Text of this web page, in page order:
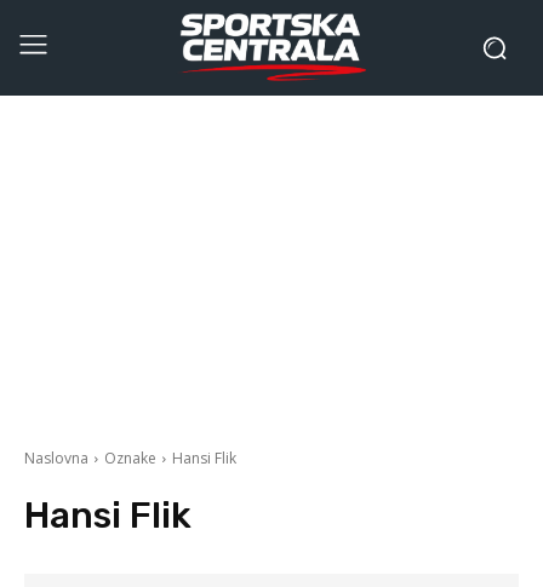
Naslovna Oznake Hansi Flik
Hansi Flik